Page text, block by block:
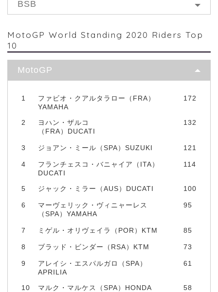
BSB
MotoGP World Standing 2020 Riders Top
10
MotoGP
1
ファビオ・クアルタラロー（FRA）
YAMAHA
172
2
ヨハン・ザルコ
（FRA）DUCATI
132
3 ジョアン・ミール（SPA）SUZUKI 121
4
フランチェスコ・バニャイア（ITA）
DUCATI
114
5 ジャック・ミラー（AUS）DUCATI 100
6
マーヴェリック・ヴィニャーレス
（SPA）YAMAHA
95
7 ミゲル・オリヴェイラ（POR）KTM 85
8 ブラッド・ビンダー（RSA）KTM 73
9
アレイシ・エスパルガロ（SPA）
APRILIA
61
10 マルク・マルケス（SPA）HONDA 58